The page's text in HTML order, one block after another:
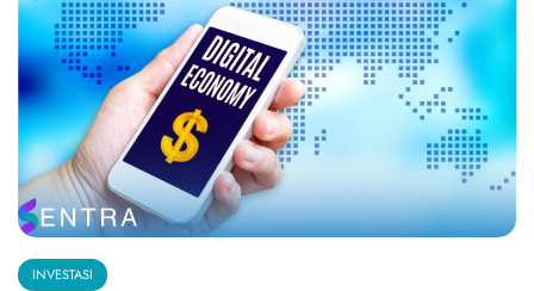
INVESTASI